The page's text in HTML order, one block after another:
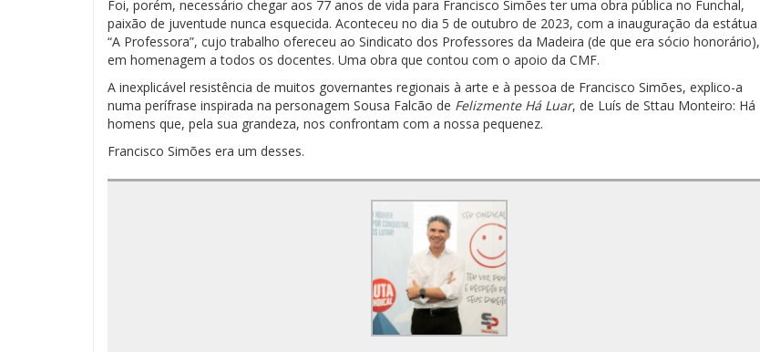
Foi, porém, necessário chegar aos 77 anos de vida para Francisco Simões ter uma obra pública no Funchal,
paixão de juventude nunca esquecida. Aconteceu no dia 5 de outubro de 2023, com a inauguração da estátua
“A Professora”, cujo trabalho ofereceu ao Sindicato dos Professores da Madeira (de que era sócio honorário),
em homenagem a todos os docentes. Uma obra que contou com o apoio da CMF.
A inexplicável resistência de muitos governantes regionais à arte e à pessoa de Francisco Simões, explico-a
numa perífrase inspirada na personagem Sousa Falcão de Felizmente Há Luar, de Luís de Sttau Monteiro: Há
homens que, pela sua grandeza, nos confrontam com a nossa pequenez.
Francisco Simões era um desses.